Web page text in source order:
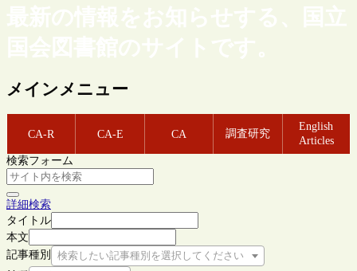
最新の情報をお知らせする、国立
国会図書館のサイトです。
メインメニュー
CA-R CA-E CA 調査研究
English
Articles
検索フォーム
詳細検索
タイトル
本文
記事種別
検索したい記事種別を選択してください